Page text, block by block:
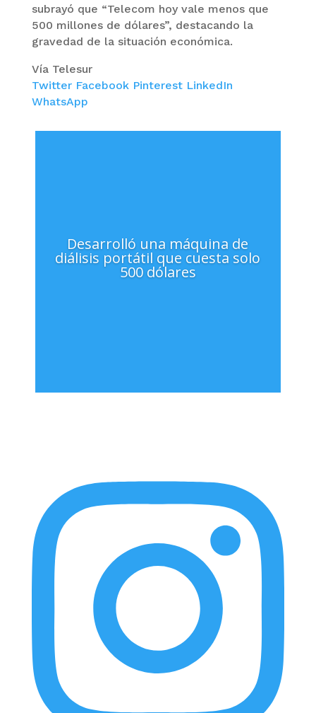
subrayó que “Telecom hoy vale menos que
500 millones de dólares”, destacando la
gravedad de la situación económica.
Vía Telesur
Twitter Facebook Pinterest LinkedIn
WhatsApp
Desarrolló una máquina de
diálisis portátil que cuesta solo
500 dólares